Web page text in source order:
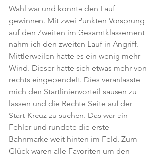
Wahl war und konnte den Lauf
gewinnen. Mit zwei Punkten Vorsprung
auf den Zweiten im Gesamtklassement
nahm ich den zweiten Lauf in Angriff.
Mittlerweilen hatte es ein wenig mehr
Wind. Dieser hatte sich etwas mehr von
rechts eingependelt. Dies veranlasste
mich den Startlinienvorteil sausen zu
lassen und die Rechte Seite auf der
Start-Kreuz zu suchen. Das war ein
Fehler und rundete die erste
Bahnmarke weit hinten im Feld. Zum
Glück waren alle Favoriten um den